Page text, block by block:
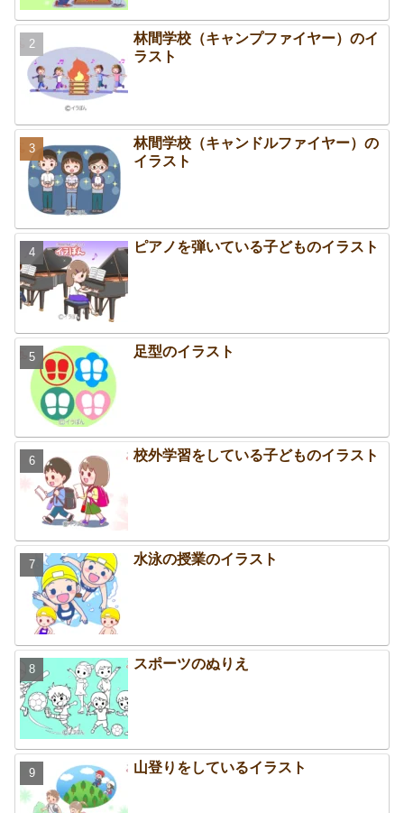
林間学校（キャンプファイヤー）のイ
ラスト
林間学校（キャンドルファイヤー）の
イラスト
ピアノを弾いている子どものイラスト
足型のイラスト
校外学習をしている子どものイラスト
水泳の授業のイラスト
スポーツのぬりえ
山登りをしているイラスト